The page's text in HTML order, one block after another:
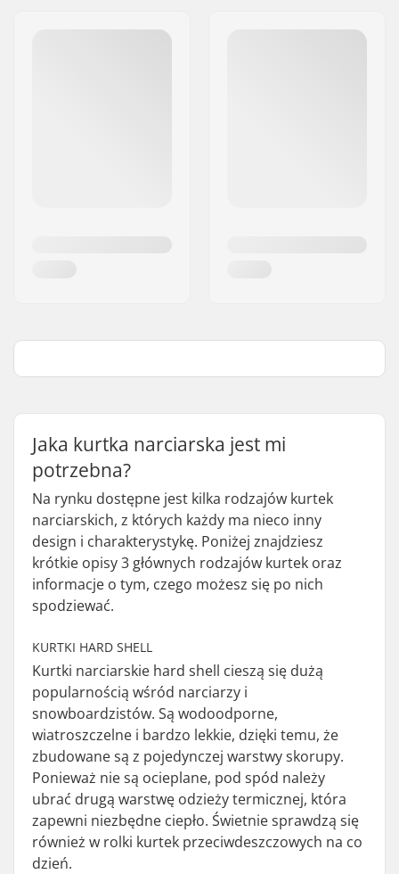
Jaka kurtka narciarska jest mi
potrzebna?
Na rynku dostępne jest kilka rodzajów kurtek
narciarskich, z których każdy ma nieco inny
design i charakterystykę. Poniżej znajdziesz
krótkie opisy 3 głównych rodzajów kurtek oraz
informacje o tym, czego możesz się po nich
spodziewać.
KURTKI HARD SHELL
Kurtki narciarskie hard shell cieszą się dużą
popularnością wśród narciarzy i
snowboardzistów. Są wodoodporne,
wiatroszczelne i bardzo lekkie, dzięki temu, że
zbudowane są z pojedynczej warstwy skorupy.
Ponieważ nie są ocieplane, pod spód należy
ubrać drugą warstwę odzieży termicznej, która
zapewni niezbędne ciepło. Świetnie sprawdzą się
również w rolki kurtek przeciwdeszczowych na co
dzień.